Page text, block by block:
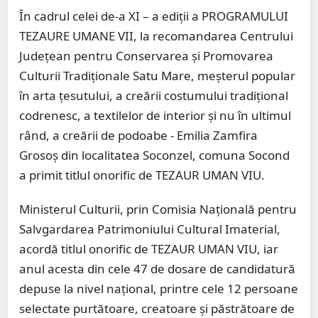
În cadrul celei de-a XI – a ediții a PROGRAMULUI
TEZAURE UMANE VII, la recomandarea Centrului
Județean pentru Conservarea și Promovarea
Culturii Tradiționale Satu Mare, meșterul popular
în arta țesutului, a creării costumului tradițional
codrenesc, a textilelor de interior și nu în ultimul
rând, a creării de podoabe - Emilia Zamfira
Grosoș din localitatea Soconzel, comuna Socond
a primit titlul onorific de TEZAUR UMAN VIU.
Ministerul Culturii, prin Comisia Națională pentru
Salvgardarea Patrimoniului Cultural Imaterial,
acordă titlul onorific de TEZAUR UMAN VIU, iar
anul acesta din cele 47 de dosare de candidatură
depuse la nivel național, printre cele 12 persoane
selectate purtătoare, creatoare și păstrătoare de